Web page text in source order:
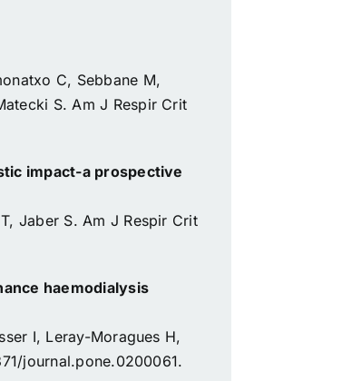
C, Sebbane M,
S. Am J Respir Crit
impact-a prospective
Jaber S. Am J Respir Crit
haemodialysis
I, Leray-Moragues H,
journal.pone.0200061.